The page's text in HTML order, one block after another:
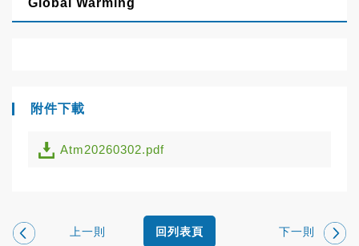
Global Warming
附件下載
Atm20260302.pdf
上一則 下一則
回列表頁